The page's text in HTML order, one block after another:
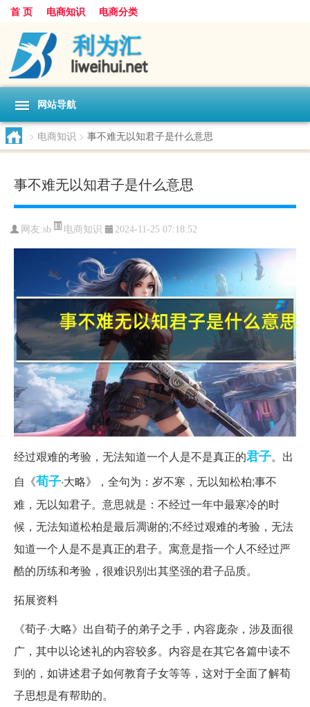
首 页 电商知识 电商分类
网站导航
> 电商知识 > 事不难无以知君子是什么意思
事不难无以知君子是什么意思
网友:sb 电商知识 2024-11-25 07:18:52
经过艰难的考验，无法知道一个人是不是真正的君子。出
自《荀子·大略》，全句为：岁不寒，无以知松柏;事不
难，无以知君子。意思就是：不经过一年中最寒冷的时
候，无法知道松柏是最后凋谢的;不经过艰难的考验，无法
知道一个人是不是真正的君子。寓意是指一个人不经过严
酷的历练和考验，很难识别出其坚强的君子品质。
拓展资料
《荀子·大略》出自荀子的弟子之手，内容庞杂，涉及面很
广，其中以论述礼的内容较多。内容是在其它各篇中读不
到的，如讲述君子如何教育子女等等，这对于全面了解荀
子思想是有帮助的。